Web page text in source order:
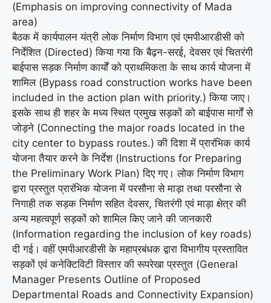
(Emphasis on improving connectivity of Mada
area)
बैठक में कार्यपालन यंत्री लोक निर्माण विभाग एवं एमपीआरडीसी को
निर्देशित (Directed) किया गया कि बैढ़न-सरई, देवसर एवं चितरंगी
बाईपास सड़क निर्माण कार्यों को प्राथमिकता के साथ कार्य योजना में
शामिल (Bypass road construction works have been
included in the action plan with priority.) किया जाए।
इसके साथ ही शहर के मध्य स्थित प्रमुख सड़कों को बाईपास मार्गों से
जोड़ने (Connecting the major roads located in the
city center to bypass routes.) की दिशा में प्रारंभिक कार्य
योजना तैयार करने के निर्देश (Instructions for Preparing
the Preliminary Work Plan) दिए गए। लोक निर्माण विभाग
द्वारा प्रस्तुत प्रारंभिक योजना में परसौना से माड़ा तथा परसौना से
निगाही तक सड़क निर्माण सहित देवसर, चितरंगी एवं माड़ा क्षेत्र की
अन्य महत्वपूर्ण सड़कों को शामिल किए जाने की जानकारी
(Information regarding the inclusion of key roads)
दी गई। वहीं एमपीआरडीसी के महाप्रबंधक द्वारा विभागीय प्रस्तावित
सड़कों एवं कनेक्टिविटी विस्तार की रूपरेखा प्रस्तुत (General
Manager Presents Outline of Proposed
Departmental Roads and Connectivity Expansion)